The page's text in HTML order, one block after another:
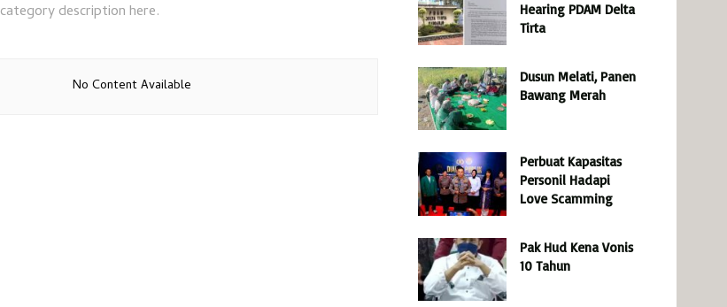
description here.
No Content Available
Hearing PDAM Delta
Tirta
Dusun Melati, Panen
Bawang Merah
Perbuat Kapasitas
Personil Hadapi
Love Scamming
Pak Hud Kena Vonis
10 Tahun